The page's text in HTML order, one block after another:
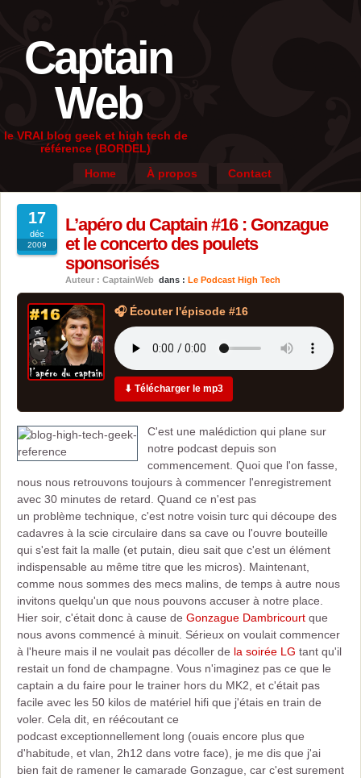
Captain
Web
le VRAI blog geek et high tech de
référence (BORDEL)
Home
À propos Contact
17
déc
2009
L’apéro du Captain #16 : Gonzague
et le concerto des poulets
sponsorisés
Auteur : CaptainWeb dans : Le Podcast High Tech
🎧 Écouter l'épisode #16
⬇ Télécharger le mp3
C'est une malédiction qui plane sur
notre podcast depuis son
commencement. Quoi que l'on fasse,
nous nous retrouvons toujours à commencer l'enregistrement
avec 30 minutes de retard. Quand ce n'est pas
un problème technique, c'est notre voisin turc qui découpe des
cadavres à la scie circulaire dans sa cave ou l'ouvre bouteille
qui s'est fait la malle (et putain, dieu sait que c'est un élément
indispensable au même titre que les micros). Maintenant,
comme nous sommes des mecs malins, de temps à autre nous
invitons quelqu'un que nous pouvons accuser à notre place.
Hier soir, c'était donc à cause de Gonzague Dambricourt que
nous avons commencé à minuit. Sérieux on voulait commencer
à l'heure mais il ne voulait pas décoller de la soirée LG tant qu'il
restait un fond de champagne. Vous n'imaginez pas ce que le
captain a du faire pour le trainer hors du MK2, et c'était pas
facile avec les 50 kilos de matériel hifi que j'étais en train de
voler. Cela dit, en réécoutant ce
podcast exceptionnellement long (ouais encore plus que
d'habitude, et vlan, 2h12 dans votre face), je me dis que j'ai
bien fait de ramener le camarade Gonzague, car c'est surement